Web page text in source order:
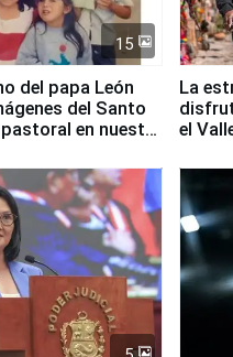
15
del papa León
del Santo
en nuestro
La
el